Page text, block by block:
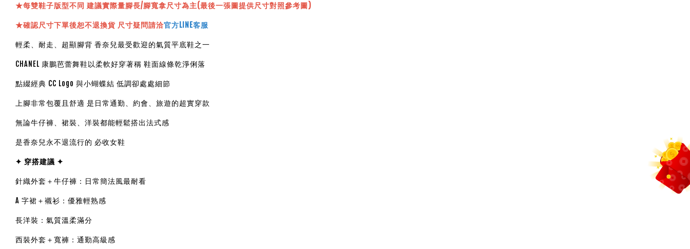
★每雙鞋子版型不同 建議實際量腳長/腳寬拿尺寸為主(最後一張圖提供尺寸對照參考圖)
★確認尺寸下單後恕不退換貨 尺寸疑問請洽官方LINE客服
輕柔、耐走、超顯腳背 香奈兒最受歡迎的氣質平底鞋之一
CHANEL 康鵬芭蕾舞鞋以柔軟好穿著稱 鞋面線條乾淨俐落
點綴經典 CC Logo 與小蝴蝶結 低調卻處處細節
上腳非常包覆且舒適 是日常通勤、約會、旅遊的超實穿款
無論牛仔褲、裙裝、洋裝都能輕鬆搭出法式感
是香奈兒永不退流行的 必收女鞋
✦ 穿搭建議 ✦
針織外套＋牛仔褲：日常簡法風最耐看
A 字裙＋襯衫：優雅輕熟感
長洋裝：氣質溫柔滿分
西裝外套＋寬褲：通勤高級感